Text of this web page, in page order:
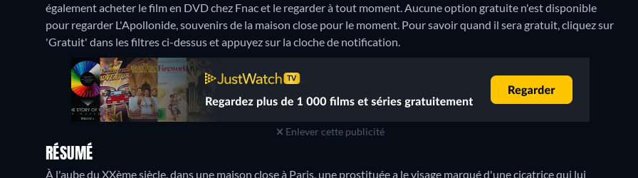
également acheter le film en DVD chez Fnac et le regarder à tout moment.Aucune option gratuite n'est disponible
pour regarder L'Apollonide, souvenirs de la maison close pour le moment. Pour savoir quand il sera gratuit, cliquez sur
'Gratuit' dans les filtres ci-dessus et appuyez sur la cloche de notification.
Enlever cette publicité
RÉSUMÉ
À l'aube du XXème siècle, dans une maison close à Paris, une prostituée a le visage marqué d'une cicatrice qui lui